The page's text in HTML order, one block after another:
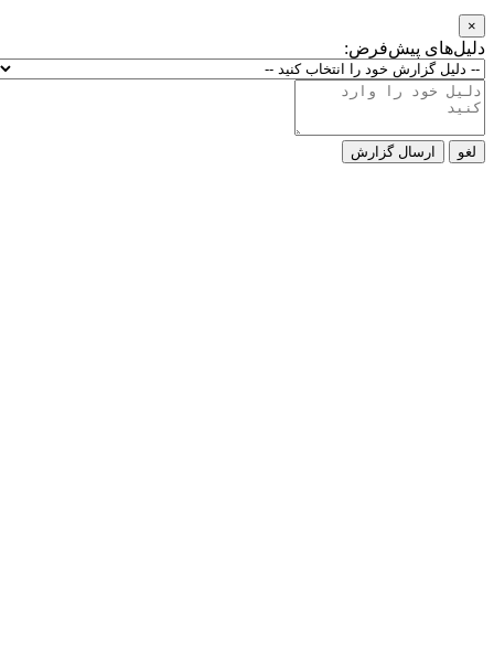
×
دلیل‌های پیش‌فرض:
لغو ارسال گزارش